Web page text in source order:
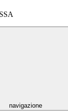
navigazione